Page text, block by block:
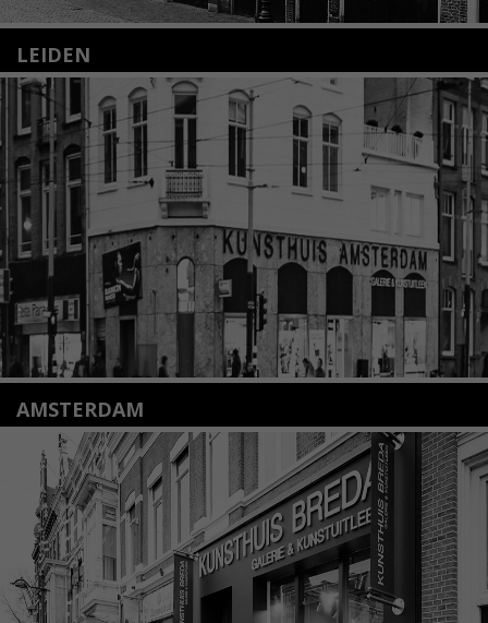
LEIDEN
Nieuwstraat 35
2312 KA Leiden
+31(0)71 – 52 84 480
info@kunsthuisleiden.nl
Lees meer
AMSTERDAM
Amstelveenseweg 135
1075 VX Amsterdam
+31 (0)20 2332546
info@kunsthuisamsterdam.nl
Lees meer